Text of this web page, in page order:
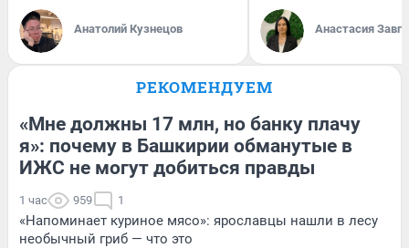
Анатолий Кузнецов Анастасия
РЕКОМЕНДУЕМ
«Мне должны 17 млн, но банку плачу
я»: почему в Башкирии обманутые в
ИЖС не могут добиться правды
1 час 959 1
«Напоминает куриное мясо»: ярославцы нашли в лесу
необычный гриб — что это